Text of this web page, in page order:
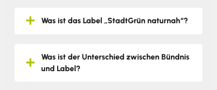
Was ist das Label „StadtGrün naturnah“?
Was ist der Unterschied zwischen Bündnis
und Label?